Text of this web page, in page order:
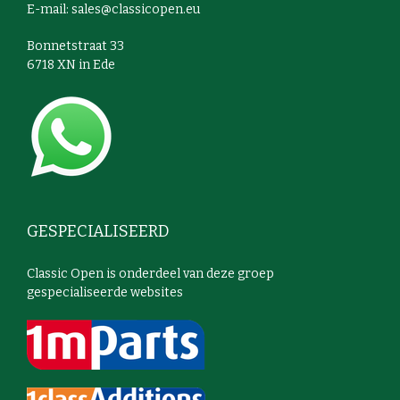
E-mail: sales@classicopen.eu
Bonnetstraat 33
6718 XN in Ede
GESPECIALISEERD
Classic Open is onderdeel van deze groep
gespecialiseerde websites